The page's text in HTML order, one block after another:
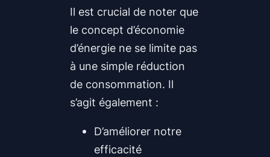
Il est crucial de noter que
le concept d’économie
d’énergie ne se limite pas
à une simple réduction
de consommation. Il
s’agit également :
D’améliorer notre
efficacité